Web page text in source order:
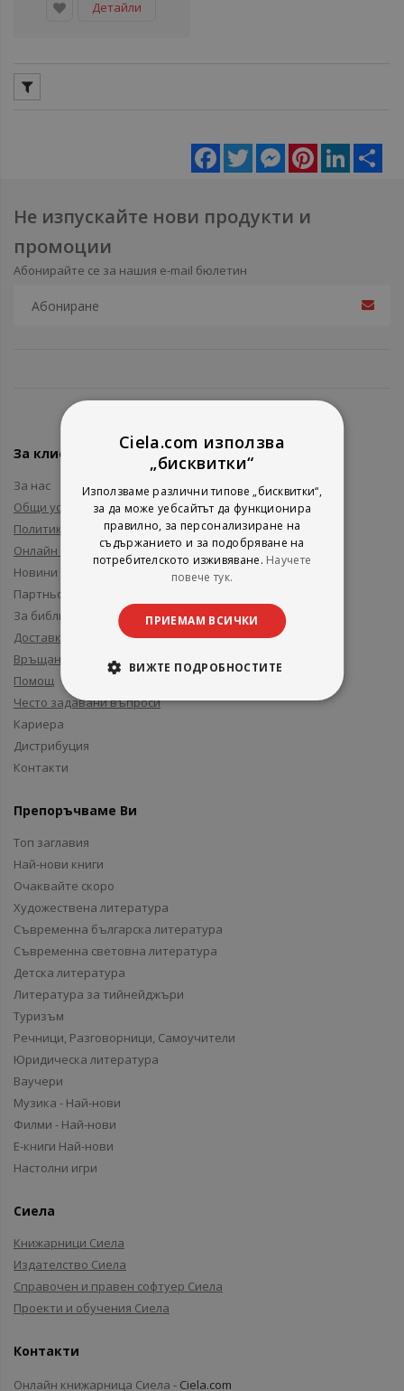
Детайли
Facebook
Twitter MessengerPinterestLinkedIn
Не изпускайте нови продукти и
промоции
Абонирайте се за нашия e-mail бюлетин
За клиенти
За нас
Общи условия
Политика за поверителност
Онлайн решаване на спорове
Новини и събития
Партньори и приятели
За библиотеки
Доставка
Връщане
Помощ
Често задавани въпроси
Кариера
Дистрибуция
Контакти
Препоръчваме Ви
Топ заглавия
Най-нови книги
Очаквайте скоро
Художествена литература
Съвременна българска литература
Съвременна световна литература
Детска литература
Литература за тийнейджъри
Туризъм
Речници, Разговорници, Самоучители
Юридическа литература
Ваучери
Музика - Най-нови
Филми - Най-нови
Е-книги Най-нови
Настолни игри
Сиела
Книжарници Сиела
Издателство Сиела
Справочен и правен софтуер Сиела
Проекти и обучения Сиела
Контакти
Онлайн книжарница Сиела - Ciela.com
Ciela.com използва
„бисквитки“
Използваме различни типове „бисквитки“,
за да може уебсайтът да функционира
правилно, за персонализиране на
съдържанието и за подобряване на
потребителското изживяване. Научете
повече тук.
ПРИЕМАМ ВСИЧКИ
ВИЖТЕ ПОДРОБНОСТИТЕ